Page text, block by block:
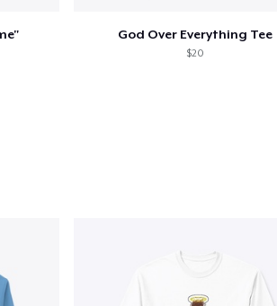
God Over Everything Tee
$20